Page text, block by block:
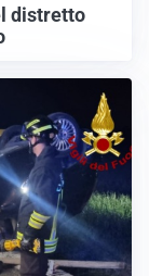
distretto